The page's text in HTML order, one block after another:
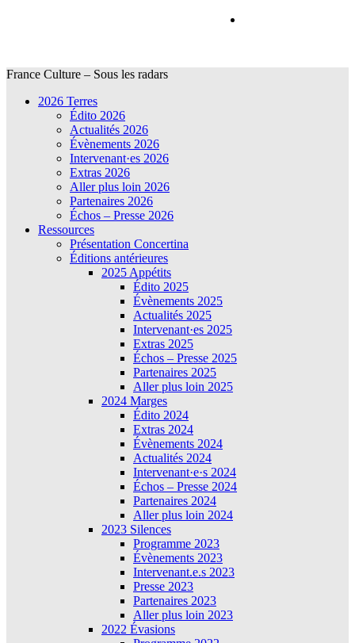
France Culture – Sous les radars
2026 Terres
Édito 2026
Actualités 2026
Évènements 2026
Intervenant·es 2026
Extras 2026
Aller plus loin 2026
Partenaires 2026
Échos – Presse 2026
Ressources
Présentation Concertina
Éditions antérieures
2025 Appétits
Édito 2025
Évènements 2025
Actualités 2025
Intervenant·es 2025
Extras 2025
Échos – Presse 2025
Partenaires 2025
Aller plus loin 2025
2024 Marges
Édito 2024
Extras 2024
Évènements 2024
Actualités 2024
Intervenant·e·s 2024
Échos – Presse 2024
Partenaires 2024
Aller plus loin 2024
2023 Silences
Programme 2023
Évènements 2023
Intervenant.e.s 2023
Presse 2023
Partenaires 2023
Aller plus loin 2023
2022 Évasions